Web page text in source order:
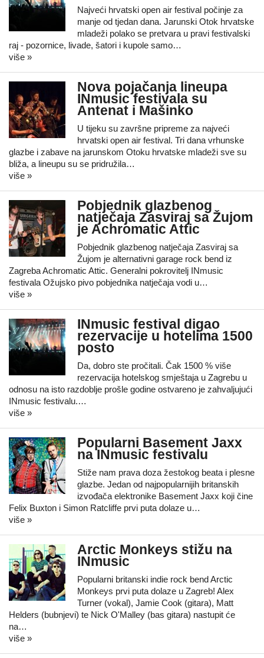
Najveći hrvatski open air festival počinje za
manje od tjedan dana. Jarunski Otok hrvatske
mladeži polako se pretvara u pravi festivalski
raj - pozornice, livade, šatori i kupole samo…
više »
Nova pojačanja lineupa
INmusic festivala su
Antenat i Mašinko
U tijeku su završne pripreme za najveći
hrvatski open air festival. Tri dana vrhunske
glazbe i zabave na jarunskom Otoku hrvatske mladeži sve su
bliža, a lineupu su se pridružila…
više »
Pobjednik glazbenog
natječaja Zasviraj sa Žujom
je Achromatic Attic
Pobjednik glazbenog natječaja Zasviraj sa
Žujom je alternativni garage rock bend iz
Zagreba Achromatic Attic. Generalni pokrovitelj INmusic
festivala Ožujsko pivo pobjednika natječaja vodi u…
više »
INmusic festival digao
rezervacije u hotelima 1500
posto
Da, dobro ste pročitali. Čak 1500 % više
rezervacija hotelskog smještaja u Zagrebu u
odnosu na isto razdoblje prošle godine ostvareno je zahvaljujući
INmusic festivalu.…
više »
Popularni Basement Jaxx
na INmusic festivalu
Stiže nam prava doza žestokog beata i plesne
glazbe. Jedan od najpopularnijih britanskih
izvođača elektronike Basement Jaxx koji čine
Felix Buxton i Simon Ratcliffe prvi puta dolaze u…
više »
Arctic Monkeys stižu na
INmusic
Popularni britanski indie rock bend Arctic
Monkeys prvi puta dolaze u Zagreb! Alex
Turner (vokal), Jamie Cook (gitara), Matt
Helders (bubnjevi) te Nick O'Malley (bas gitara) nastupit će
na…
više »